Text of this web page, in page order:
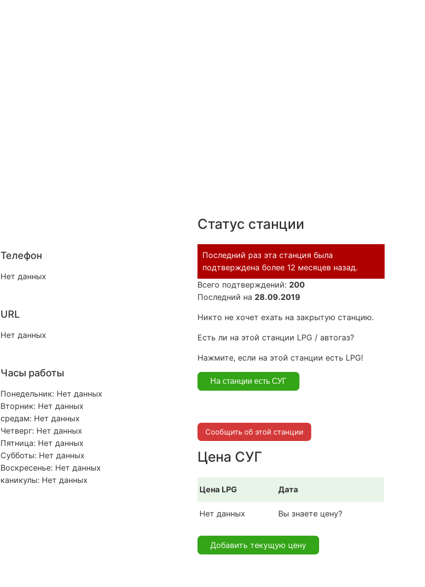
Телефон
Нет данных
URL
Нет данных
Часы работы
Понедельник: Нет данных
Вторник: Нет данных
средам: Нет данных
Четверг: Нет данных
Пятница: Нет данных
Субботы: Нет данных
Воскресенье: Нет данных
каникулы: Нет данных
Статус станции
Последний раз эта станция была
подтверждена более 12 месяцев назад.
Всего подтверждений: 200
Последний на 28.09.2019
Никто не хочет ехать на закрытую станцию.
Есть ли на этой станции LPG / автогаз?
Нажмите, если на этой станции есть LPG!
Сообщить об этой станции
Цена СУГ
Цена LPG Дата
Нет данных Вы знаете цену?
Добавить текущую цену